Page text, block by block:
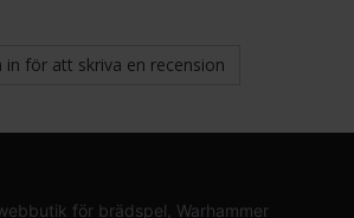
in för att skriva en recension
för brädspel, Warhammer